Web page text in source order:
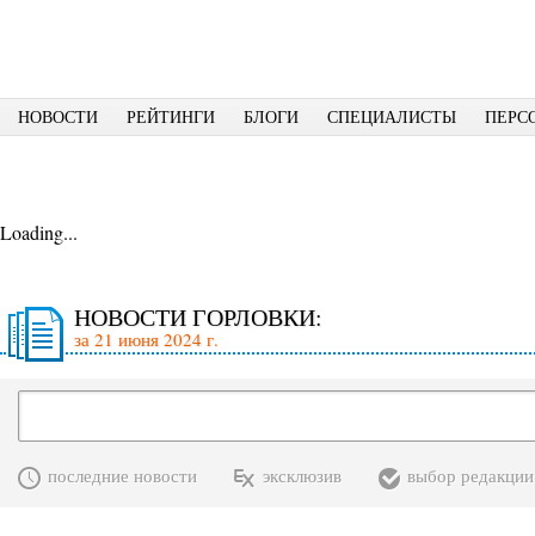
НОВОСТИ РЕЙТИНГИ БЛОГИ СПЕЦИАЛИСТЫ
Loading...
НОВОСТИ ГОРЛОВКИ:
за 21 июня 2024 г.
последние новости эксклюзив выбор редакции